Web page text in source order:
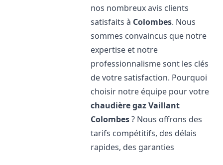
nos nombreux avis clients
satisfaits à Colombes. Nous
sommes convaincus que notre
expertise et notre
professionnalisme sont les clés
de votre satisfaction. Pourquoi
choisir notre équipe pour votre
chaudière gaz Vaillant
Colombes? Nous offrons des
tarifs compétitifs, des délais
rapides, des garanties